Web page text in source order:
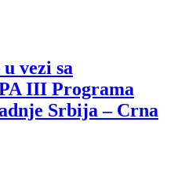
vezi sa
III Programa
Srbija – Crna